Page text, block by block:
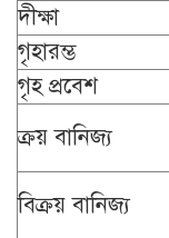
দীক্ষা
গৃহারম্ভ
গৃহ প্রবেশ
ক্রয় বানিজ্য
বিক্রয় বানিজ্য